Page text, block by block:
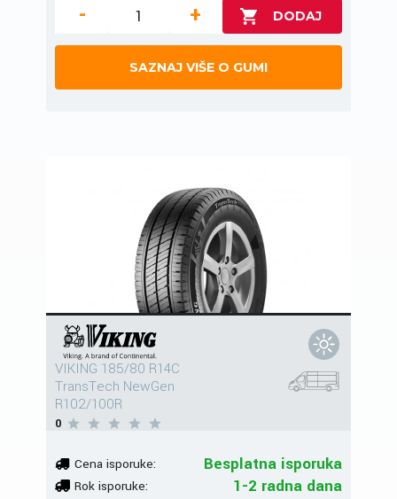
- +
SAZNAJ VIŠE O GUMI
VIKING 185/80 R14C
TransTech NewGen
R102/100R
0
Cena isporuke: Besplatna isporuka
Rok isporuke: 1-2 radna dana